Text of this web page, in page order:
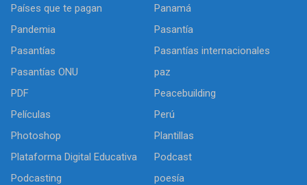
Países que te pagan
Panamá
Pandemia
Pasantía
Pasantías
Pasantías internacionales
Pasantías ONU
paz
PDF
Peacebuilding
Películas
Perú
Photoshop
Plantillas
Plataforma Digital Educativa
Podcast
Podcasting
poesía